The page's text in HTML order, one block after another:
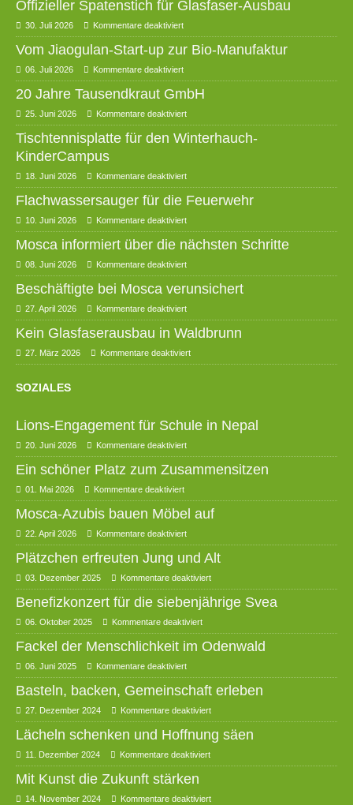
Offizieller Spatenstich für Glasfaser-Ausbau
30. Juli 2026 Kommentare deaktiviert
Vom Jiaogulan-Start-up zur Bio-Manufaktur
06. Juli 2026 Kommentare deaktiviert
20 Jahre Tausendkraut GmbH
25. Juni 2026 Kommentare deaktiviert
Tischtennisplatte für den Winterhauch-
KinderCampus
18. Juni 2026 Kommentare deaktiviert
Flachwassersauger für die Feuerwehr
10. Juni 2026 Kommentare deaktiviert
Mosca informiert über die nächsten Schritte
08. Juni 2026 Kommentare deaktiviert
Beschäftigte bei Mosca verunsichert
27. April 2026 Kommentare deaktiviert
Kein Glasfaserausbau in Waldbrunn
27. März 2026 Kommentare deaktiviert
SOZIALES
Lions-Engagement für Schule in Nepal
20. Juni 2026 Kommentare deaktiviert
Ein schöner Platz zum Zusammensitzen
01. Mai 2026 Kommentare deaktiviert
Mosca-Azubis bauen Möbel auf
22. April 2026 Kommentare deaktiviert
Plätzchen erfreuten Jung und Alt
03. Dezember 2025 Kommentare deaktiviert
Benefizkonzert für die siebenjährige Svea
06. Oktober 2025 Kommentare deaktiviert
Fackel der Menschlichkeit im Odenwald
06. Juni 2025 Kommentare deaktiviert
Basteln, backen, Gemeinschaft erleben
27. Dezember 2024 Kommentare deaktiviert
Lächeln schenken und Hoffnung säen
11. Dezember 2024 Kommentare deaktiviert
Mit Kunst die Zukunft stärken
14. November 2024 Kommentare deaktiviert